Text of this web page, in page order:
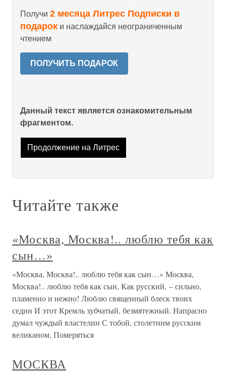
Получи 2 месяца Литрес Подписки в
подарок и наслаждайся неограниченным
чтением
ПОЛУЧИТЬ ПОДАРОК
Данный текст является ознакомительным
фрагментом.
Продолжение на Литрес
Читайте также
«Москва, Москва!.. люблю тебя как
сын…»
«Москва, Москва!.. люблю тебя как сын…» Москва,
Москва!.. люблю тебя как сын, Как русский, – сильно,
пламенно и нежно! Люблю священный блеск твоих
седин И этот Кремль зубчатый, безмятежный. Напрасно
думал чуждый властелин С тобой, столетним русским
великаном, Померяться
МОСКВА